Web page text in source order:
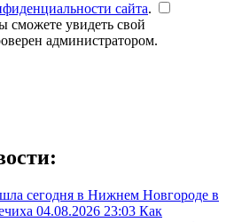
сайта.
увидеть свой
администратором.
сегодня в Нижнем Новгороде в
04.08.2026 23:03 Как